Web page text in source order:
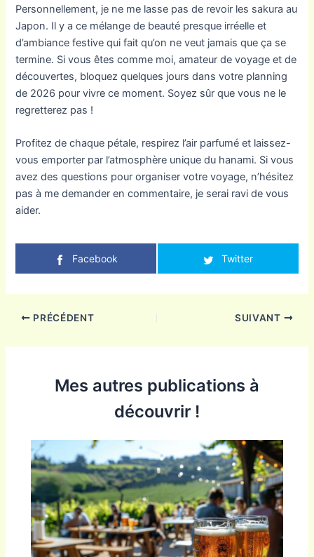
Personnellement, je ne me lasse pas de revoir les sakura au
Japon. Il y a ce mélange de beauté presque irréelle et
d’ambiance festive qui fait qu’on ne veut jamais que ça se
termine. Si vous êtes comme moi, amateur de voyage et de
découvertes, bloquez quelques jours dans votre planning
de 2026 pour vivre ce moment. Soyez sûr que vous ne le
regretterez pas !
Profitez de chaque pétale, respirez l’air parfumé et laissez-
vous emporter par l’atmosphère unique du hanami. Si vous
avez des questions pour organiser votre voyage, n’hésitez
pas à me demander en commentaire, je serai ravi de vous
aider.
Facebook Twitter
PRÉCÉDENT SUIVANT
Mes autres publications à
découvrir !